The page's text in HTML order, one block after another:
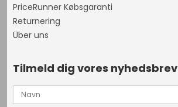
PriceRunner Købsgaranti
Returnering
Über uns
Tilmeld dig vores nyhedsbrev